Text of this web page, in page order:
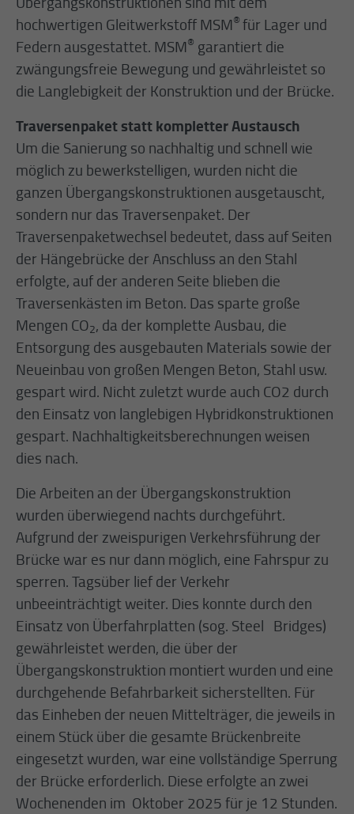
hochwertigen Gleitwerkstoff MSM® für Lager und
Federn ausgestattet. MSM® garantiert die
zwängungsfreie Bewegung und gewährleistet so
die Langlebigkeit der Konstruktion und der Brücke.
Traversenpaket statt kompletter Austausch
Um die Sanierung so nachhaltig und schnell wie
möglich zu bewerkstelligen, wurden nicht die
ganzen Übergangskonstruktionen ausgetauscht,
sondern nur das Traversenpaket. Der
Traversenpaketwechsel bedeutet, dass auf Seiten
der Hängebrücke der Anschluss an den Stahl
erfolgte, auf der anderen Seite blieben die
Traversenkästen im Beton. Das sparte große
Mengen CO2, da der komplette Ausbau, die
Entsorgung des ausgebauten Materials sowie der
Neueinbau von großen Mengen Beton, Stahl usw.
gespart wird. Nicht zuletzt wurde auch CO2 durch
den Einsatz von langlebigen Hybridkonstruktionen
gespart. Nachhaltigkeitsberechnungen weisen
dies nach.
Die Arbeiten an der Übergangskonstruktion
wurden überwiegend nachts durchgeführt.
Aufgrund der zweispurigen Verkehrsführung der
Brücke war es nur dann möglich, eine Fahrspur zu
sperren. Tagsüber lief der Verkehr
unbeeinträchtigt weiter. Dies konnte durch den
Einsatz von Überfahrplatten (sog. Steel Bridges)
gewährleistet werden, die über der
Übergangskonstruktion montiert wurden und eine
durchgehende Befahrbarkeit sicherstellten. Für
das Einheben der neuen Mittelträger, die jeweils in
einem Stück über die gesamte Brückenbreite
eingesetzt wurden, war eine vollständige Sperrung
der Brücke erforderlich. Diese erfolgte an zwei
Wochenenden im Oktober 2025 für je 12 Stunden.